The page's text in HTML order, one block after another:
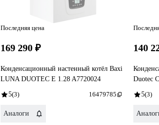
Последняя цена
169 290 ₽
Конденсационный настенный котёл Baxi
LUNA DUOTEC E 1.28 A7720024
5(3) 16479785
Аналоги
140
Duotec
5(3)